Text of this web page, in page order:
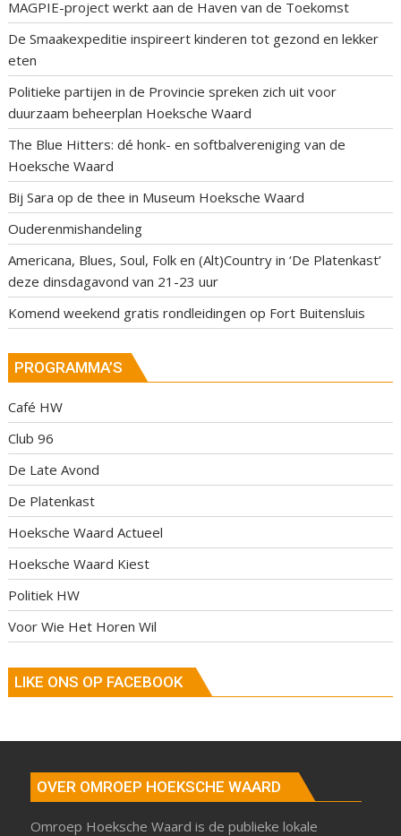
MAGPIE-project werkt aan de Haven van de Toekomst
De Smaakexpeditie inspireert kinderen tot gezond en lekker
eten
Politieke partijen in de Provincie spreken zich uit voor
duurzaam beheerplan Hoeksche Waard
The Blue Hitters: dé honk- en softbalvereniging van de
Hoeksche Waard
Bij Sara op de thee in Museum Hoeksche Waard
Ouderenmishandeling
Americana, Blues, Soul, Folk en (Alt)Country in ‘De Platenkast’
deze dinsdagavond van 21-23 uur
Komend weekend gratis rondleidingen op Fort Buitensluis
PROGRAMMA’S
Café HW
Club 96
De Late Avond
De Platenkast
Hoeksche Waard Actueel
Hoeksche Waard Kiest
Politiek HW
Voor Wie Het Horen Wil
LIKE ONS OP FACEBOOK
OVER OMROEP HOEKSCHE WAARD
Omroep Hoeksche Waard is de publieke lokale